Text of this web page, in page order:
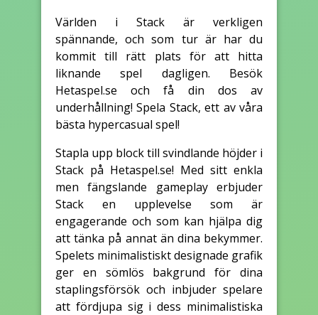
Världen i Stack är verkligen
spännande, och som tur är har du
kommit till rätt plats för att hitta
liknande spel dagligen. Besök
Hetaspel.se och få din dos av
underhållning! Spela Stack, ett av våra
bästa hypercasual spel!
Stapla upp block till svindlande höjder i
Stack på Hetaspel.se! Med sitt enkla
men fängslande gameplay erbjuder
Stack en upplevelse som är
engagerande och som kan hjälpa dig
att tänka på annat än dina bekymmer.
Spelets minimalistiskt designade grafik
ger en sömlös bakgrund för dina
staplingsförsök och inbjuder spelare
att fördjupa sig i dess minimalistiska